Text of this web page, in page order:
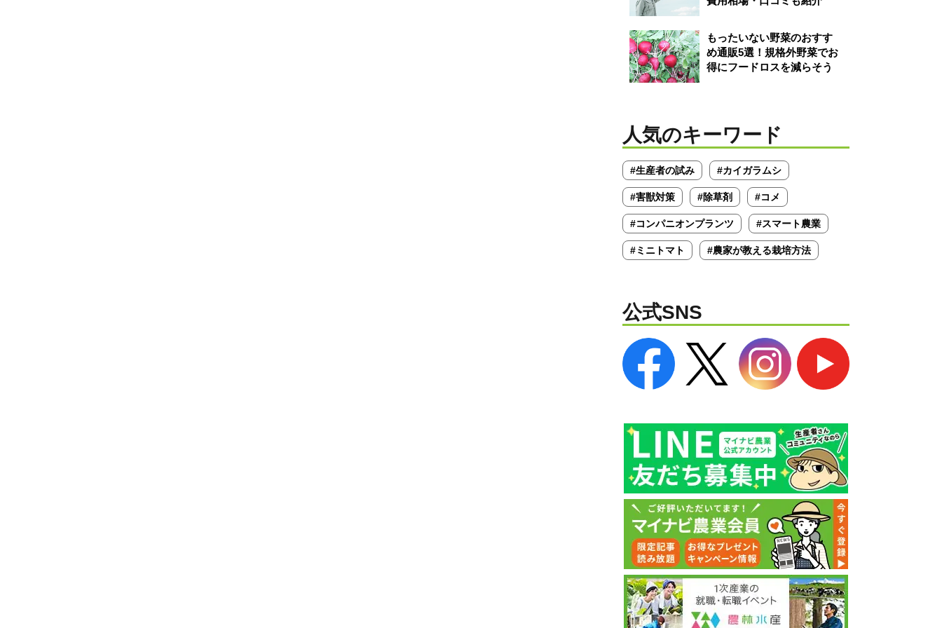
もったいない野菜のおすす
め通販5選！規格外野菜でお
得にフードロスを減らそう
人気のキーワード
#生産者の試み #カイガラムシ
#害獣対策 #除草剤 #コメ
#コンパニオンプランツ #スマート農業
#ミニトマト #農家が教える栽培方法
公式SNS